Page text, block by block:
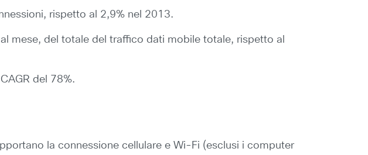
rispetto al 2,9% nel 2013.
mese, del totale del traffico dati mobile totale, rispetto al
del 78%.
la connessione cellulare e Wi-Fi (esclusi i computer